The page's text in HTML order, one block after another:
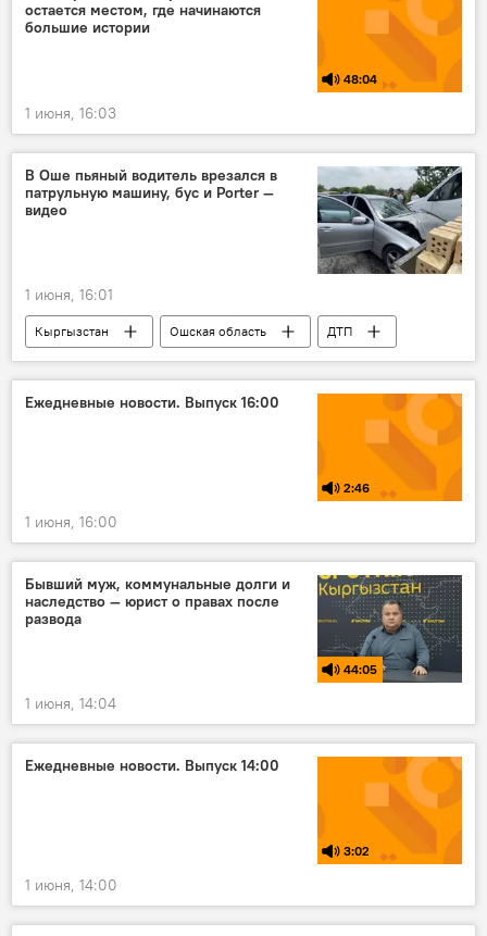
экология
животные
остается местом, где начинаются
большие истории
48:04
1 июня, 16:03
В Оше пьяный водитель врезался в
патрульную машину, бус и Porter —
видео
1 июня, 16:01
Кыргызстан Ошская область
ДТП
водитель
милиция
машина
Ежедневные новости. Выпуск 16:00
2:46
1 июня, 16:00
Бывший муж, коммунальные долги и
наследство — юрист о правах после
развода
44:05
1 июня, 14:04
Ежедневные новости. Выпуск 14:00
3:02
1 июня, 14:00